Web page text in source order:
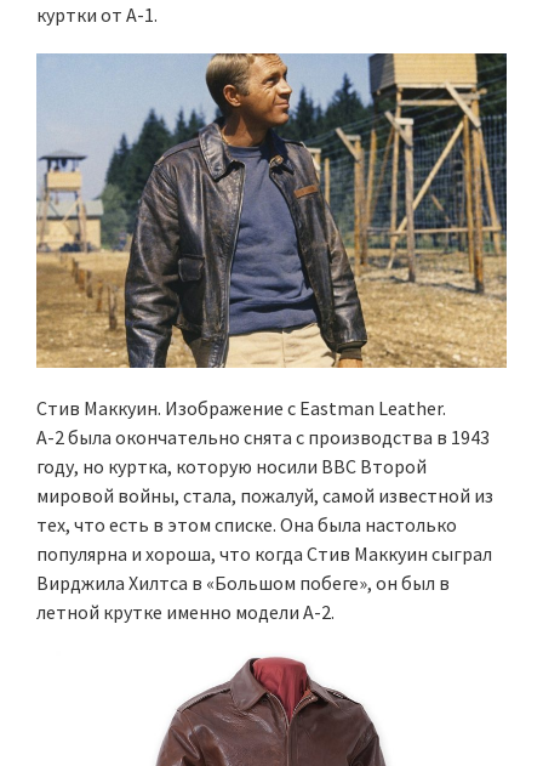
куртки от A-1.
Стив Маккуин. Изображение с Eastman Leather.
А-2 была окончательно снята с производства в 1943
году, но куртка, которую носили ВВС Второй
мировой войны, стала, пожалуй, самой известной из
тех, что есть в этом списке. Она была настолько
популярна и хороша, что когда Стив Маккуин сыграл
Вирджила Хилтса в «Большом побеге», он был в
летной крутке именно модели А-2.